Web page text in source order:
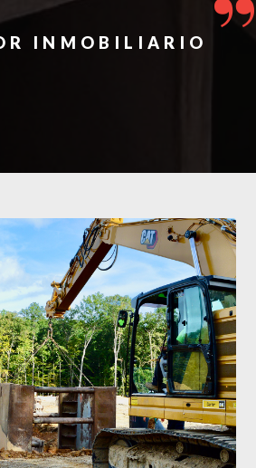
INMOBILIARIO